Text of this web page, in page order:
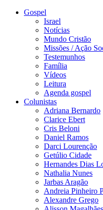
Gospel
Israel
Notícias
Mundo Cristão
Missões / Ação
Testemunhos
Família
Vídeos
Leitura
Agenda gospel
Colunistas
Adriana Bernardo
Clarice Ebert
Cris Beloni
Daniel Ramos
Darci Lourenção
Getúlio Cidade
Hernandes Dias
Nathalia Nunes
Jarbas Aragão
Andreia Pinheiro
Alexandre Grego